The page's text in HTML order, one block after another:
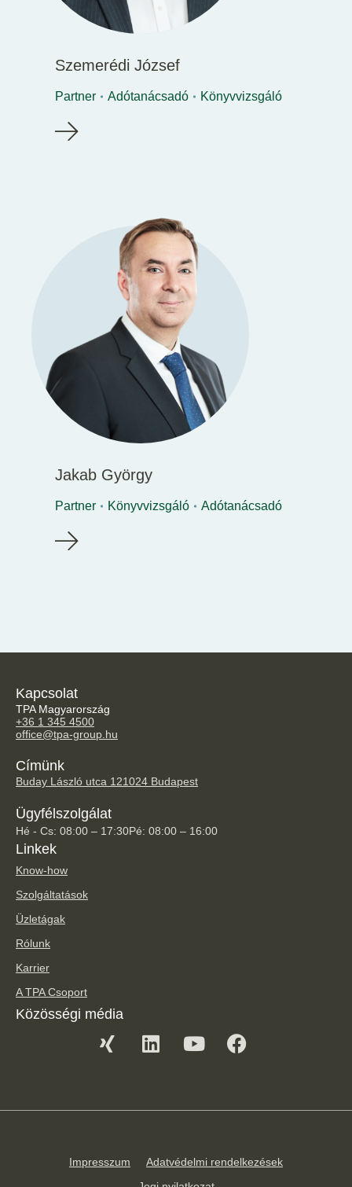
Szemerédi József
Partner Adótanácsadó Könyvvizsgáló
Jakab György
Partner Könyvvizsgáló Adótanácsadó
Kapcsolat
TPA Magyarország
+36 1 345 4500
office@tpa-group.hu
Címünk
Buday László utca 121024 Budapest
Ügyfélszolgálat
Hé - Cs: 08:00 – 17:30Pé: 08:00 – 16:00
Linkek
Know-how
Szolgáltatások
Üzletágak
Rólunk
Karrier
A TPA Csoport
Közösségi média
Impresszum
Adatvédelmi rendelkezések